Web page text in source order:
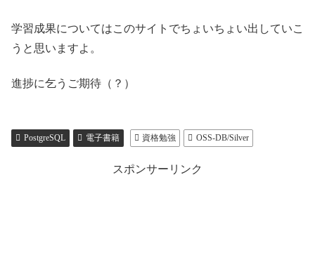
学習成果についてはこのサイトでちょいちょい出していこ
うと思いますよ。
進捗に乞うご期待（？）
PostgreSQL 電子書籍 資格勉強 OSS-DB/Silver
スポンサーリンク